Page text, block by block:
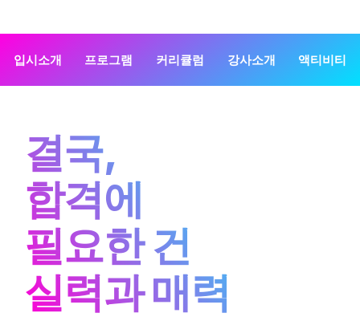
입시소개 프로그램 커리큘럼 강사소개 액티비티
결국,
합격에
필요한 건
실력과 매력